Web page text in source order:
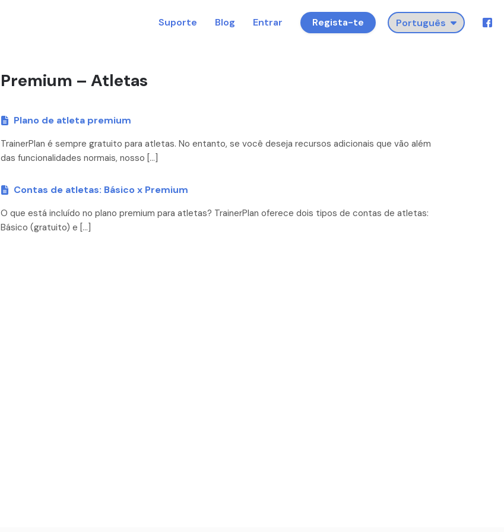
Regista-te
Entrar
Blog
Suporte
Premium – Atletas
Plano de atleta premium
TrainerPlan é sempre gratuito para atletas. No entanto, se você deseja recursos adicionais que vão além
das funcionalidades normais, nosso […]
Contas de atletas: Básico x Premium
O que está incluído no plano premium para atletas? TrainerPlan oferece dois tipos de contas de atletas:
Básico (gratuito) e […]